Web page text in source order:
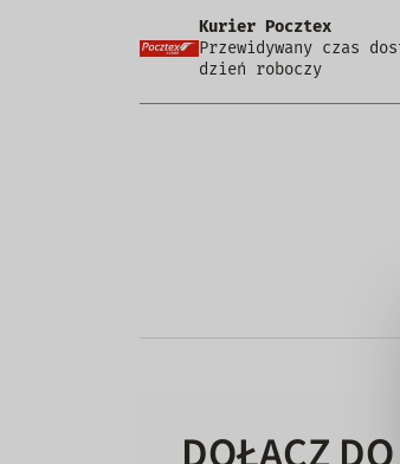
Kurier Pocztex
Przewidywany czas
dzień roboczy